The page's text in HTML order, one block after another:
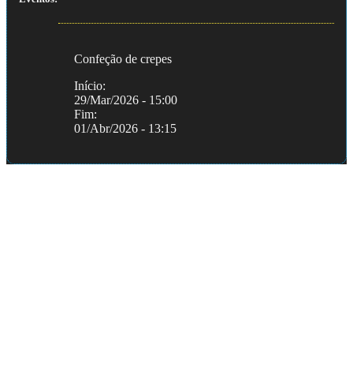
Confeção de crepes
Início:
29/Mar/2026 - 15:00
Fim:
01/Abr/2026 - 13:15